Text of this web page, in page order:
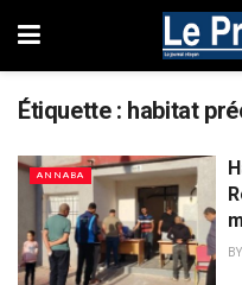
Étiquette : habitat
ANNABA
BY